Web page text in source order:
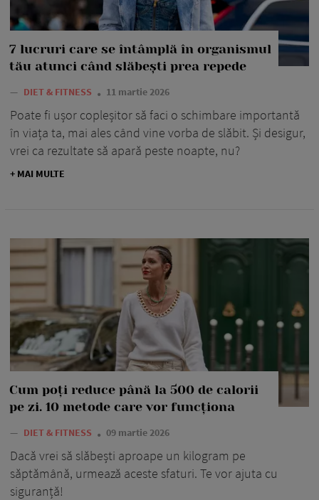
7 lucruri care se întâmplă în organismul
tău atunci când slăbești prea repede
— DIET & FITNESS 11 martie 2026
Poate fi ușor copleșitor să faci o schimbare importantă
în viața ta, mai ales când vine vorba de slăbit. Și desigur,
vrei ca rezultate să apară peste noapte, nu?
+ MAI MULTE
Cum poți reduce până la 500 de calorii
pe zi. 10 metode care vor funcționa
— DIET & FITNESS 09 martie 2026
Dacă vrei să slăbești aproape un kilogram pe
săptămână, urmează aceste sfaturi. Te vor ajuta cu
siguranță!